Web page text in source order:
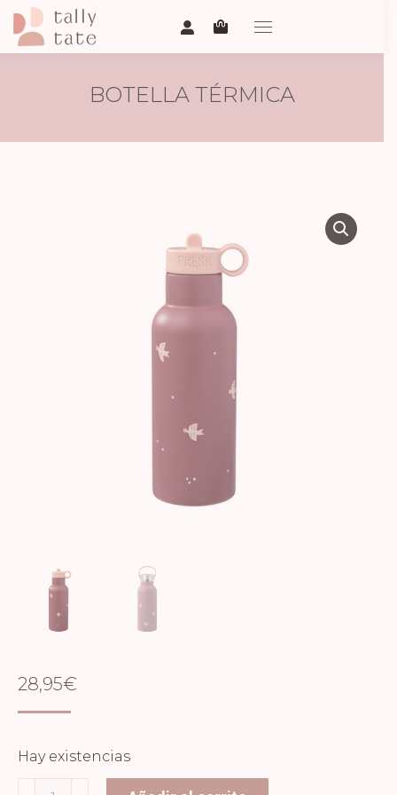
BOTELLA TÉRMICA
28,95€
Hay existencias
Botella